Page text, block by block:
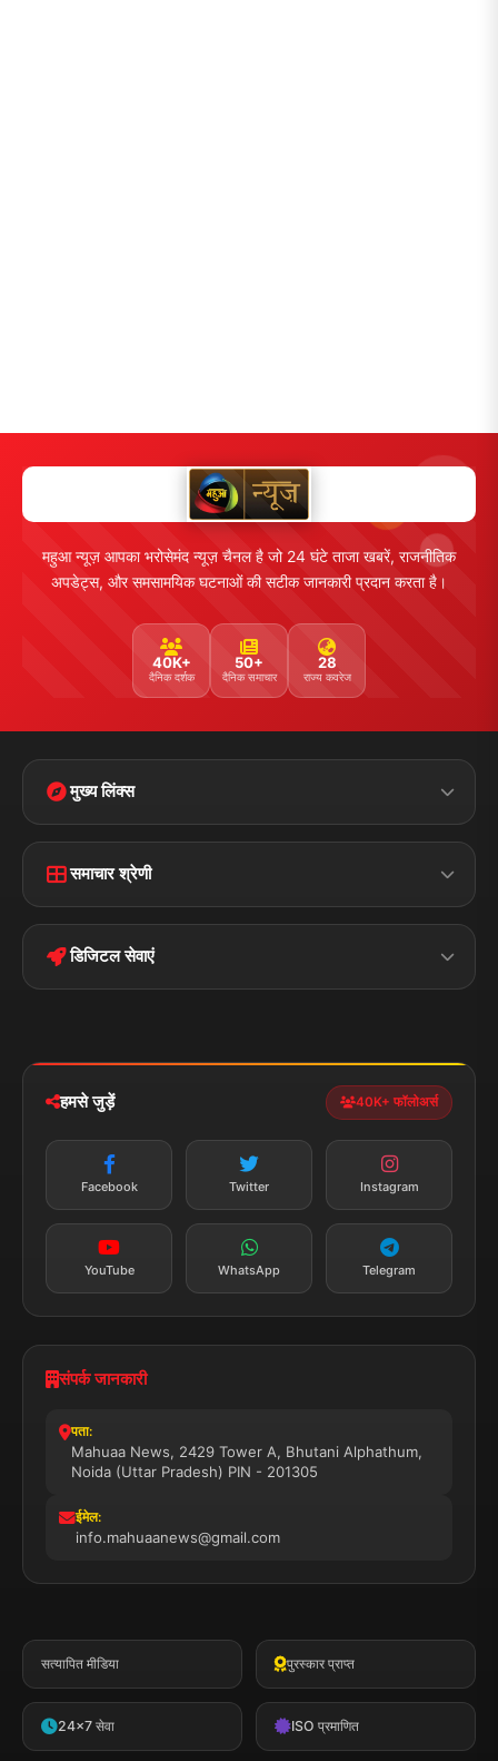
महुआ न्यूज़ आपका भरोसेमंद न्यूज़ चैनल है जो 24 घंटे ताजा खबरें, राजनीतिक
अपडेट्स, और समसामयिक घटनाओं की सटीक जानकारी प्रदान करता है।
40K+
दैनिक दर्शक
50+
दैनिक समाचार
28
राज्य कवरेज
मुख्य लिंक्स
Disclaimer
Terms &
Privacy Policy
समाचार श्रेणी
पॉलिटिकल झारखण्ड
डिजिटल सेवाएं
न्यूज़ अलर्ट
तत्काल अपडेट
सब्सक्राइब करें
हमसे जुड़ें 40K+ फॉलोअर्स
Facebook Twitter Instagram
YouTube WhatsApp Telegram
संपर्क जानकारी
पता:
Mahuaa News, 2429 Tower A, Bhutani Alphathum,
Noida (Uttar Pradesh) PIN - 201305
ईमेल:
info.mahuaanews@gmail.com
सत्यापित मीडिया पुरस्कार प्राप्त
24x7 सेवा ISO प्रमाणित